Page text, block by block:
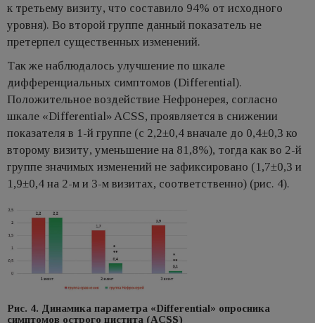
к третьему визиту, что составило 94% от исходного
уровня). Во второй группе данный показатель не
претерпел существенных изменений.
Так же наблюдалось улучшение по шкале
дифференциальных симптомов (Differential).
Положительное воздействие Нефронерея, согласно
шкале «Differential» ACSS, проявляется в снижении
показателя в 1-й группе (с 2,2±0,4 вначале до 0,4±0,3 ко
второму визиту, уменьшение на 81,8%), тогда как во 2-й
группе значимых изменений не зафиксировано (1,7±0,3 и
1,9±0,4 на 2-м и 3-м визитах, соответственно) (рис. 4).
Рис. 4. Динамика параметра «Differential» опросника
симптомов острого цистита (ACSS)